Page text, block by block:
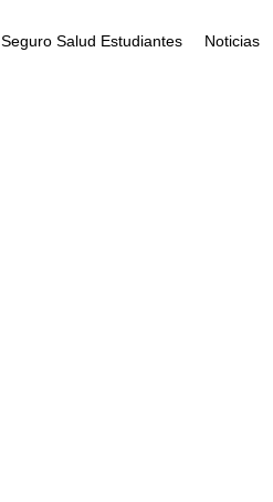
Seguro Salud Estudiantes Noticias